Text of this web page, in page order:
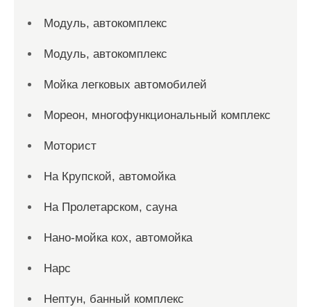
Модуль, автокомплекс
Модуль, автокомплекс
Мойка легковых автомобилей
Мореон, многофункциональный комплекс
Моторист
На Крупской, автомойка
На Пролетарском, сауна
Нано-мойка кох, автомойка
Нарс
Нептун, банный комплекс